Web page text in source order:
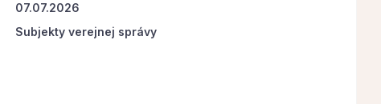
07.07.2026
Subjekty verejnej správy